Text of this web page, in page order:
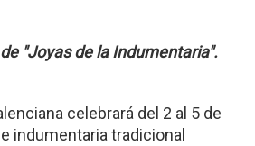
"Joyas de la Indumentaria".
celebrará del 2 al 5 de
indumentaria tradicional